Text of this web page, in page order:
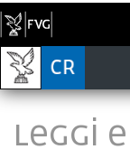
LEGGI